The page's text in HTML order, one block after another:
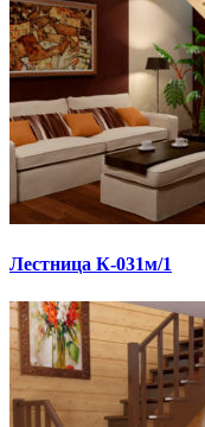
Лестница К-031м/1